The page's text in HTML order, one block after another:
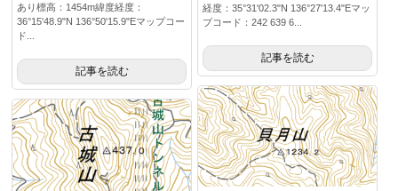
あり標高：1454m緯度経度：
36°15'48.9"N 136°50'15.9"Eマップコー
ド...
記事を読む
経度：35°31'02.3"N 136°27'13.4"Eマッ
プコード：242 639 6...
記事を読む